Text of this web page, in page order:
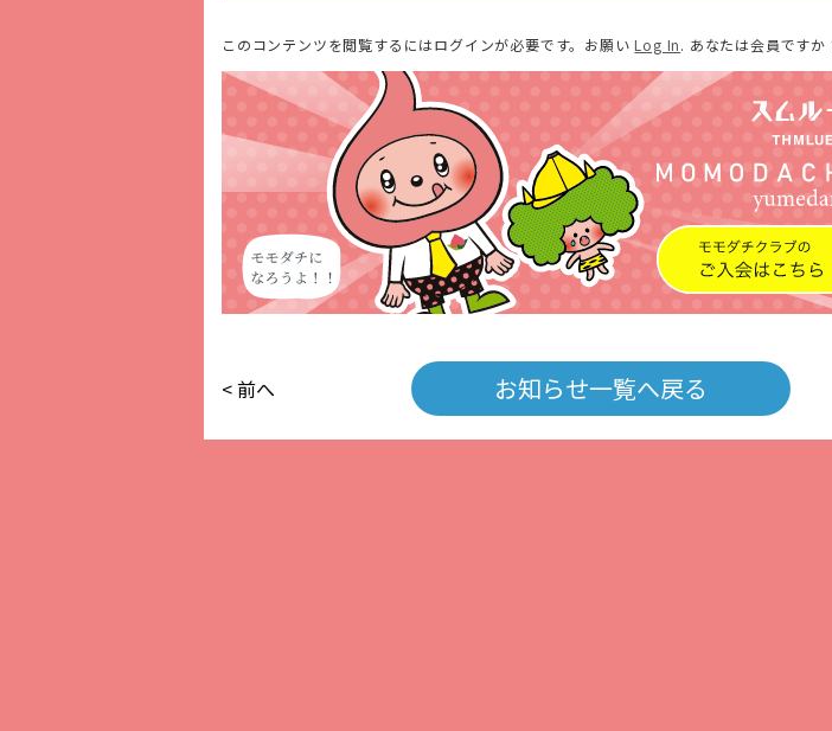
このコンテンツを閲覧するにはログインが必要です。お願いLog In. あなたは会員です
< 前へ お知らせ一覧へ戻る